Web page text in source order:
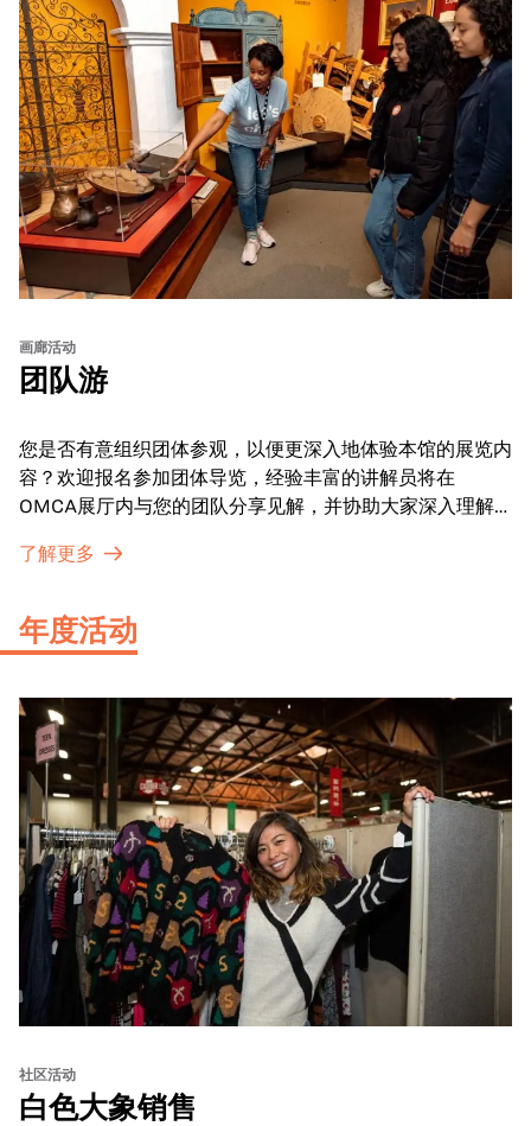
画廊活动
团队游
您是否有意组织团体参观，以便更深入地体验本馆的展览内
容？欢迎报名参加团体导览，经验丰富的讲解员将在
OMCA展厅内与您的团队分享见解，并协助大家深入理解
了解更多
年度活动
社区活动
白色大象销售